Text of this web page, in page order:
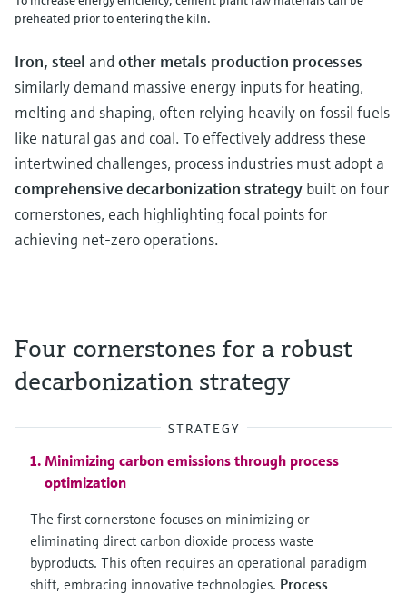
preheated prior to entering the kiln.
Iron, steel and other metals production processes
similarly demand massive energy inputs for heating,
melting and shaping, often relying heavily on fossil fuels
like natural gas and coal. To effectively address these
intertwined challenges, process industries must adopt a
comprehensive decarbonization strategy built on four
cornerstones, each highlighting focal points for
achieving net-zero operations.
Four cornerstones for a robust
decarbonization strategy
STRATEGY
Minimizing carbon emissions through process
optimization
The first cornerstone focuses on minimizing or
eliminating direct carbon dioxide process waste
byproducts. This often requires an operational paradigm
shift, embracing innovative technologies. Process